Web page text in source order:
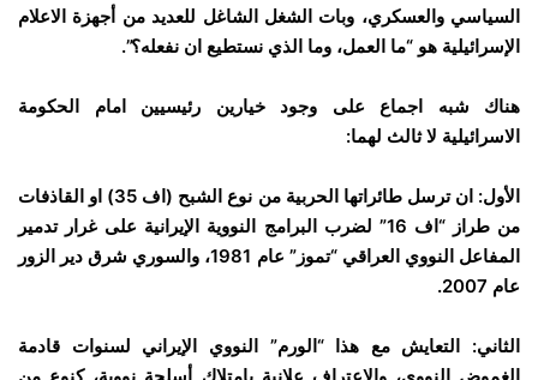
السياسي والعسكري، وبات الشغل الشاغل للعديد من أجهزة الاعلام
الإسرائيلية هو “ما العمل، وما الذي نستطيع ان نفعله؟”.
هناك شبه اجماع على وجود خيارين رئيسيين امام الحكومة
الاسرائيلية لا ثالث لهما:
الأول: ان ترسل طائراتها الحربية من نوع الشبح (اف 35) او القاذفات
من طراز “اف 16” لضرب البرامج النووية الإيرانية على غرار تدمير
المفاعل النووي العراقي “تموز” عام 1981، والسوري شرق دير الزور
عام 2007.
الثاني: التعايش مع هذا “الورم” النووي الإيراني لسنوات قادمة
الغموض النووي، والاعتراف علانية بإمتلاك أسلحة نووية، كنوع من